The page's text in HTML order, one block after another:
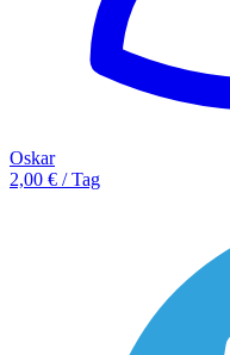
Oskar
2,00 € / Tag